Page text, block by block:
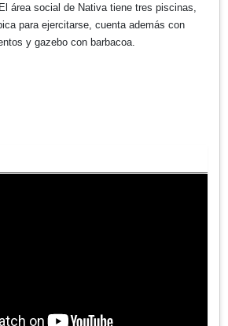
área social de Nativa tiene tres piscinas,
para ejercitarse, cuenta además con
y gazebo con barbacoa.